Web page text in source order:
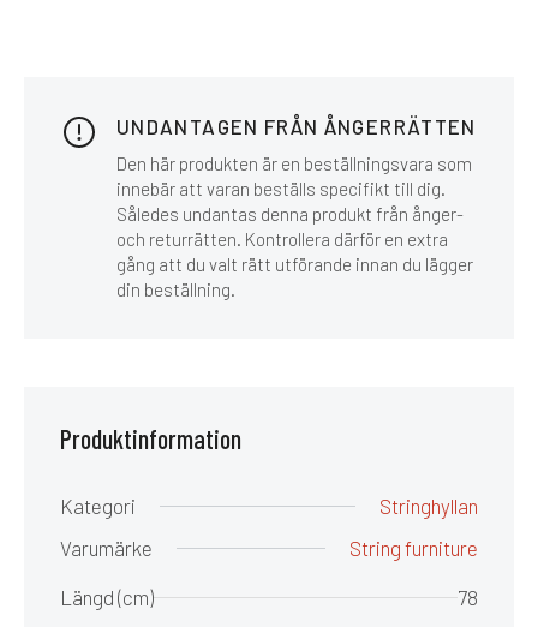
UNDANTAGEN FRÅN ÅNGERRÄTTEN
Den här produkten är en beställningsvara som
innebär att varan beställs specifikt till dig.
Således undantas denna produkt från ånger-
och returrätten. Kontrollera därför en extra
gång att du valt rätt utförande innan du lägger
din beställning.
Produktinformation
Kategori
Stringhyllan
Varumärke
String furniture
Längd (cm)
78